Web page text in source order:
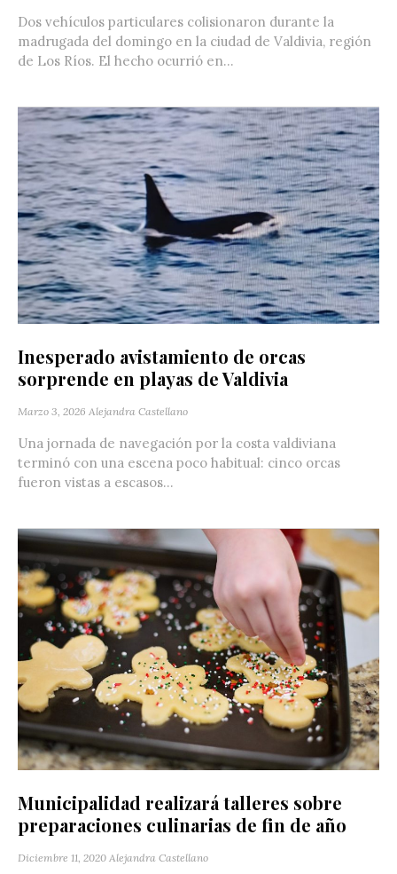
Dos vehículos particulares colisionaron durante la
madrugada del domingo en la ciudad de Valdivia, región
de Los Ríos. El hecho ocurrió en...
Inesperado avistamiento de orcas
sorprende en playas de Valdivia
Marzo 3, 2026 Alejandra Castellano
Una jornada de navegación por la costa valdiviana
terminó con una escena poco habitual: cinco orcas
fueron vistas a escasos...
Municipalidad realizará talleres sobre
preparaciones culinarias de fin de año
Diciembre 11, 2020 Alejandra Castellano